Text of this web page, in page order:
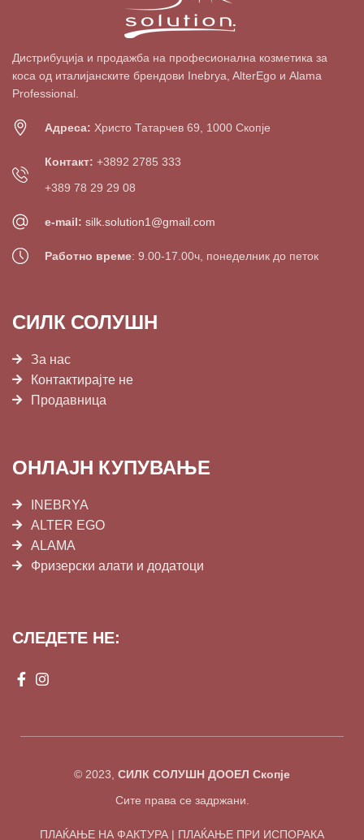
Дистрибуција и продажба на професионална козметика за
коса од италијанските брендови Inebrya, AlterEgo и Alama
Professional.
Адреса: Христо Татарчев 69, 1000 Скопје
Контакт: +3892 2785 333
+389 78 29 29 08
e-mail: silk.solution1@gmail.com
Работно време: 9.00-17.00ч, понеделник до петок
СИЛК СОЛУШН
За нас
Контактирајте не
Продавница
ОНЛАЈН КУПУВАЊЕ
INEBRYA
ALTER EGO
ALAMA
Фризерски алати и додатоци
СЛЕДЕТЕ НЕ:
© 2023, СИЛК СОЛУШН ДООЕЛ Скопје
Сите права се задржани.
ПЛАЌАЊЕ НА ФАКТУРА | ПЛАЌАЊЕ ПРИ ИСПОРАКА